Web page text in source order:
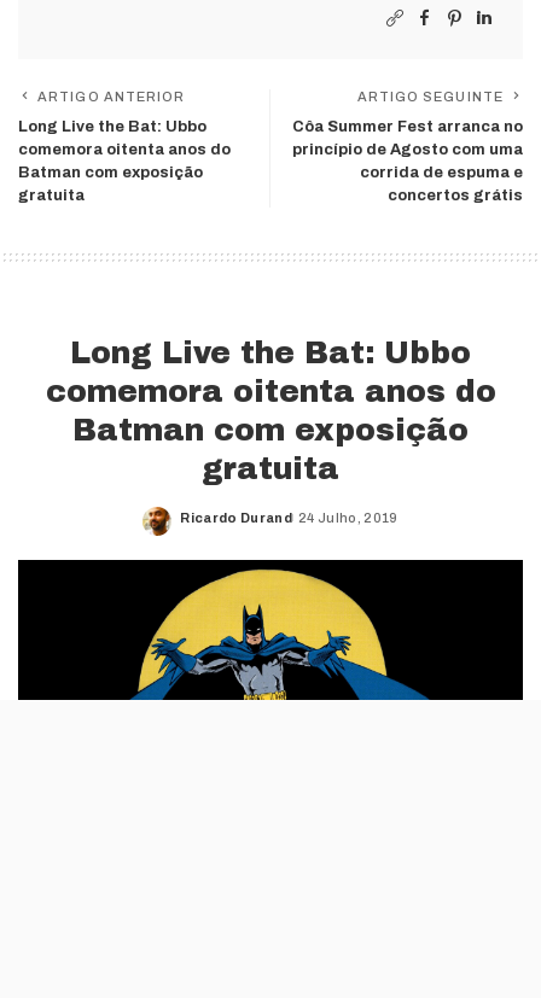
ARTIGO ANTERIOR
Long Live the Bat: Ubbo
comemora oitenta anos do
Batman com exposição
gratuita
ARTIGO SEGUINTE
Côa Summer Fest arranca no
princípio de Agosto com uma
corrida de espuma e
concertos grátis
Long Live the Bat: Ubbo
comemora oitenta anos do
Batman com exposição
gratuita
Posted
Ricardo Durand 24 Julho, 2019